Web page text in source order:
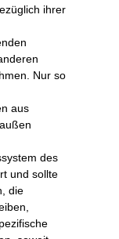
ihrer
Nur so
aus
des
und sollte
die